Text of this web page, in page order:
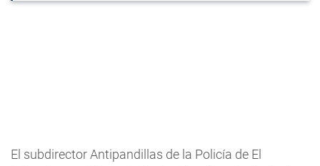
El subdirector Antipandillas de la Policía de El